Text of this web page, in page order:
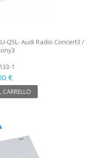
Q5L- Audi Radio Concert3 /
1
€